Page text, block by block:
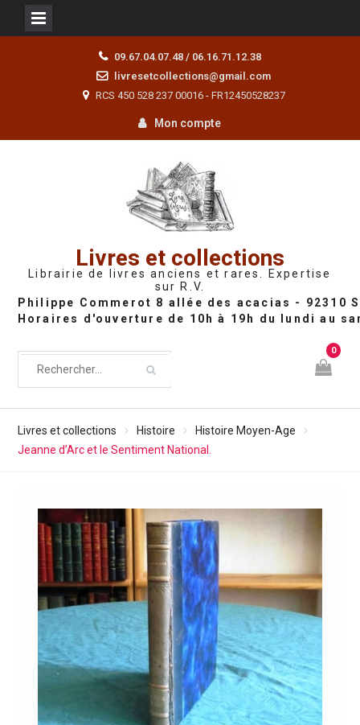
09.67.04.07.48 / 06.16.71.12.38
livresetcollections@gmail.com
RCS 450 528 237 00016 - FR12450528237
Mon compte
Livres et collections
Librairie de livres anciens et rares. Expertise
sur R.V.
0
Livres et collections Histoire
Histoire Moyen-Age
Jeanne d’Arc et le Sentiment National.